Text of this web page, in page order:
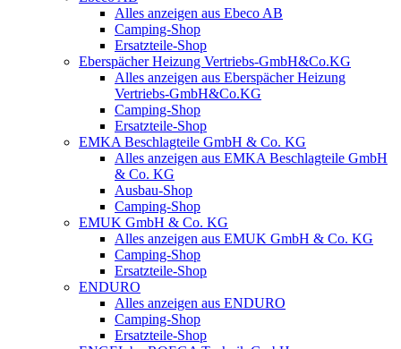
Alles anzeigen aus Ebeco AB
Camping-Shop
Ersatzteile-Shop
Eberspächer Heizung Vertriebs-GmbH&Co.KG
Alles anzeigen aus Eberspächer Heizung
Vertriebs-GmbH&Co.KG
Camping-Shop
Ersatzteile-Shop
EMKA Beschlagteile GmbH & Co. KG
Alles anzeigen aus EMKA Beschlagteile GmbH
& Co. KG
Ausbau-Shop
Camping-Shop
EMUK GmbH & Co. KG
Alles anzeigen aus EMUK GmbH & Co. KG
Camping-Shop
Ersatzteile-Shop
ENDURO
Alles anzeigen aus ENDURO
Camping-Shop
Ersatzteile-Shop